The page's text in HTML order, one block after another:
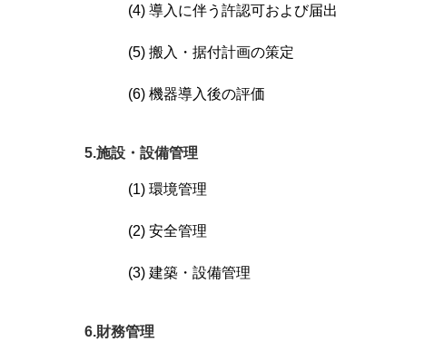
(4) 導入に伴う許認可および届出
(5) 搬入・据付計画の策定
(6) 機器導入後の評価
5.施設・設備管理
(1) 環境管理
(2) 安全管理
(3) 建築・設備管理
6.財務管理